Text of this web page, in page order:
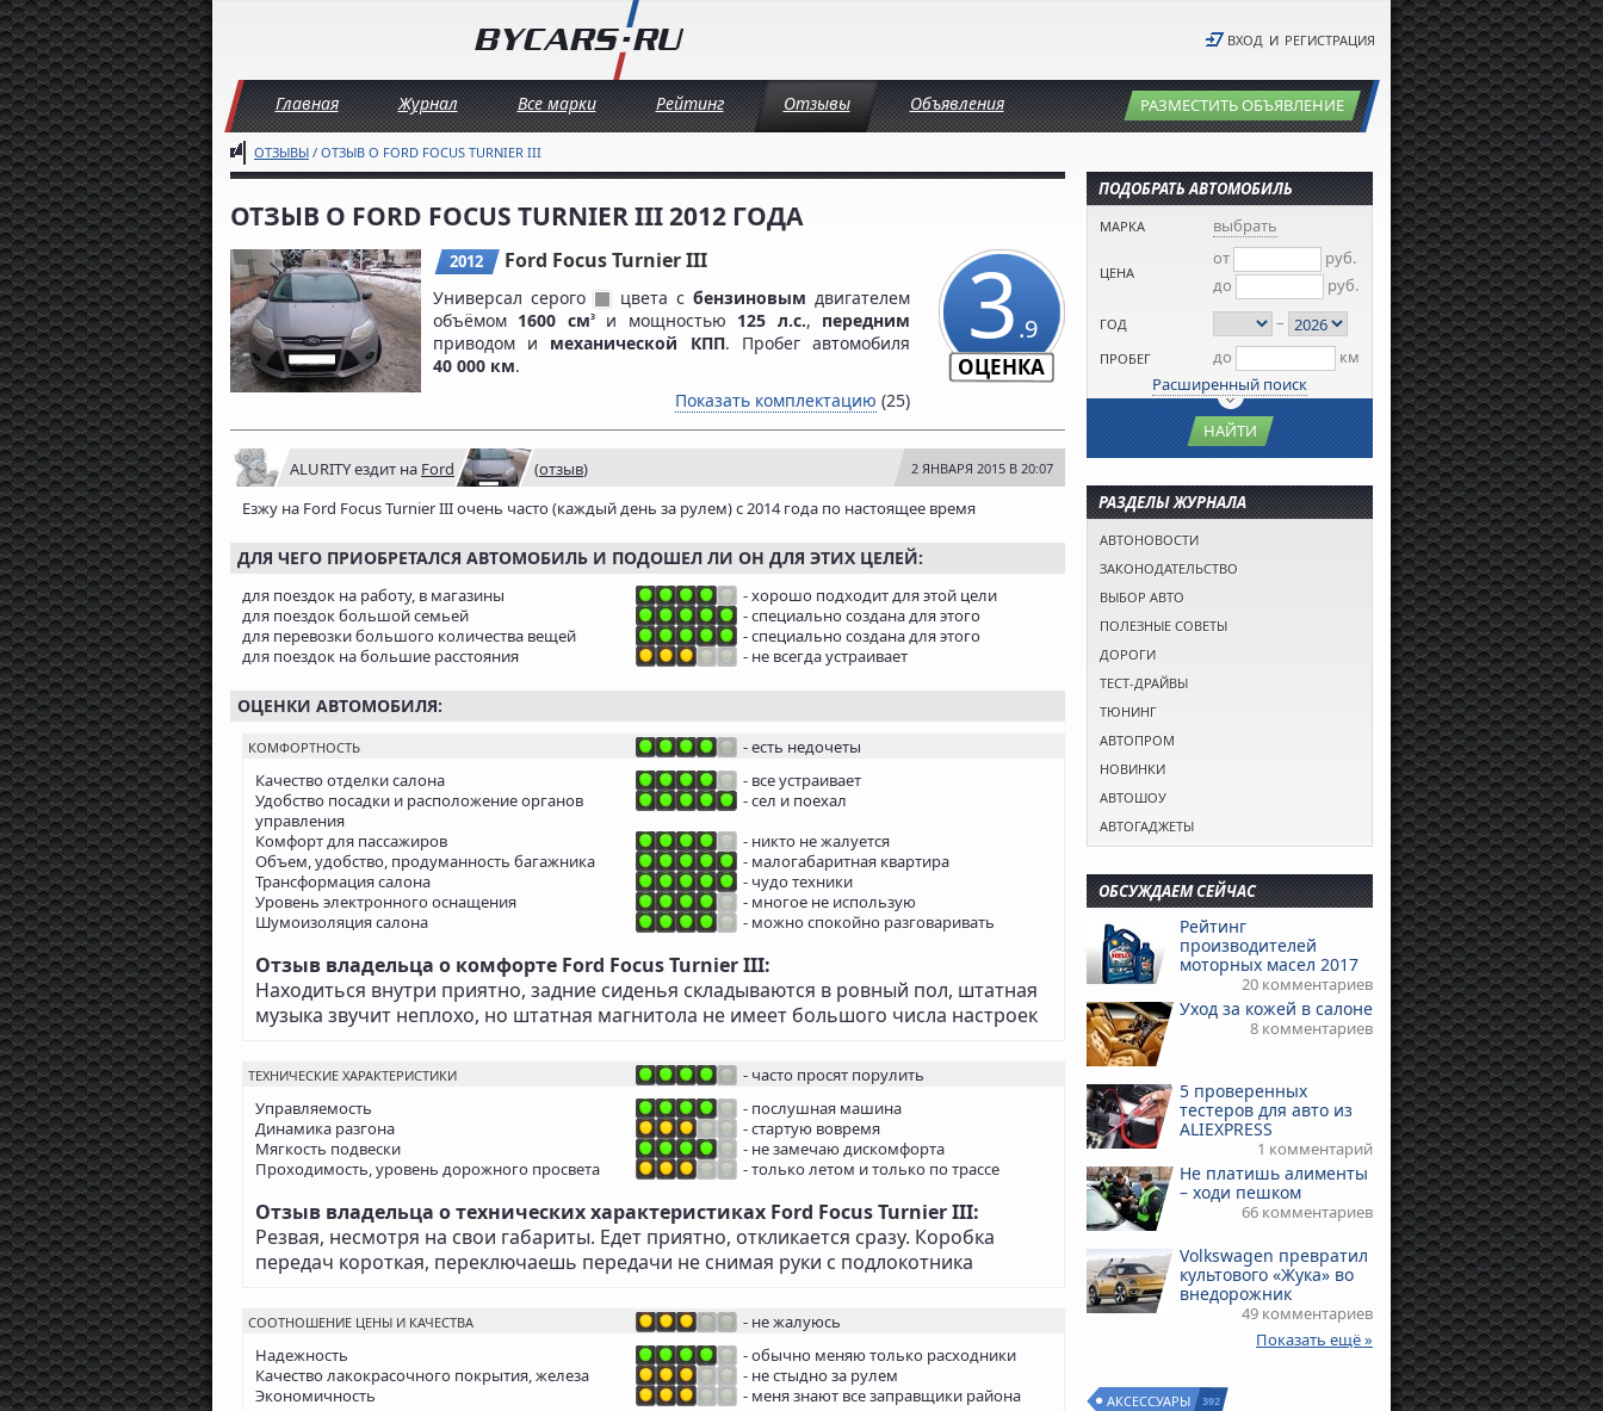
ВХОД И РЕГИСТРАЦИЯ
Главная Журнал Все марки Рейтинг Отзывы Объявления РАЗМЕСТИТЬ ОБЪЯВЛЕНИЕ
ОТЗЫВЫ / ОТЗЫВ О FORD FOCUS TURNIER III
ОТЗЫВ О FORD FOCUS TURNIER III 2012 ГОДА
3.9
ОЦЕНКА
2012 Ford Focus Turnier III
Универсал серого цвета c бензиновым двигателем
объёмом 1600 см3и мощностью 125 л.с., передним
приводом и механической КПП. Пробег автомобиля
40 000 км.
Показать комплектацию (25)
2 ЯНВАРЯ 2015 В 20:07
ALURITYездит на Ford (отзыв)
Езжу на Ford Focus Turnier III очень часто (каждый день за рулем) с 2014 года по настоящее время
ДЛЯ ЧЕГО ПРИОБРЕТАЛСЯ АВТОМОБИЛЬ И ПОДОШЕЛ ЛИ ОН ДЛЯ ЭТИХ ЦЕЛЕЙ:
для поездок на работу, в магазины
- хорошо подходит для этой цели
для поездок большой семьей
- специально создана для этого
для перевозки большого количества вещей
- специально создана для этого
для поездок на большие расстояния
- не всегда устраивает
ОЦЕНКИ АВТОМОБИЛЯ:
КОМФОРТНОСТЬ
- есть недочеты
Качество отделки салона
- все устраивает
Удобство посадки и расположение органов
управления
- сел и поехал
Комфорт для пассажиров
- никто не жалуется
Объем, удобство, продуманность багажника
- малогабаритная квартира
Трансформация салона
- чудо техники
Уровень электронного оснащения
- многое не использую
Шумоизоляция салона
- можно спокойно разговаривать
Отзыв владельца о комфорте Ford Focus Turnier III:
Находиться внутри приятно, задние сиденья складываются в ровный пол, штатная
музыка звучит неплохо, но штатная магнитола не имеет большого числа настроек
ТЕХНИЧЕСКИЕ ХАРАКТЕРИСТИКИ
- часто просят порулить
Управляемость
- послушная машина
Динамика разгона
- стартую вовремя
Мягкость подвески
- не замечаю дискомфорта
Проходимость, уровень дорожного просвета
- только летом и только по трассе
Отзыв владельца о технических характеристиках Ford Focus Turnier III:
Резвая, несмотря на свои габариты. Едет приятно, откликается сразу. Коробка
передач короткая, переключаешь передачи не снимая руки с подлокотника
СООТНОШЕНИЕ ЦЕНЫ И КАЧЕСТВА
- не жалуюсь
Надежность
- обычно меняю только расходники
Качество лакокрасочного покрытия, железа
- не стыдно за рулем
Экономичность
- меня знают все заправщики района
ПОДОБРАТЬ АВТОМОБИЛЬ
МАРКА выбрать
ЦЕНА
от
руб.
до
руб.
ГОД –
ПРОБЕГ до
км
Расширенный поиск
НАЙТИ
РАЗДЕЛЫ ЖУРНАЛА
АВТОНОВОСТИ
ЗАКОНОДАТЕЛЬСТВО
ВЫБОР АВТО
ПОЛЕЗНЫЕ СОВЕТЫ
ДОРОГИ
ТЕСТ-ДРАЙВЫ
ТЮНИНГ
АВТОПРОМ
НОВИНКИ
АВТОШОУ
АВТОГАДЖЕТЫ
ОБСУЖДАЕМ СЕЙЧАС
Рейтинг
производителей
моторных масел 2017
20 комментариев
Уход за кожей в салоне
8 комментариев
5 проверенных
тестеров для авто из
ALIEXPRESS
1 комментарий
Не платишь алименты
– ходи пешком
66 комментариев
Volkswagen превратил
культового «Жука» во
внедорожник
49 комментариев
Показать ещё »
АКСЕССУАРЫ 392